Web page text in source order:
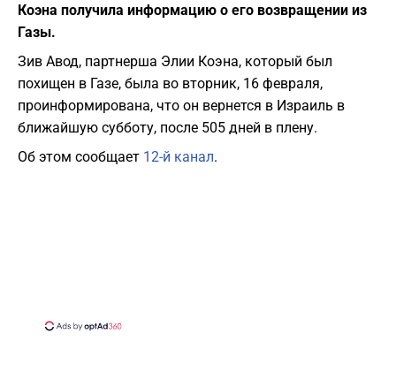
Коэна получила информацию о его возвращении из
Газы.
Зив Авод, партнерша Элии Коэна, который был
похищен в Газе, была во вторник, 16 февраля,
проинформирована, что он вернется в Израиль в
ближайшую субботу, после 505 дней в плену.
Об этом сообщает 12-й канал.